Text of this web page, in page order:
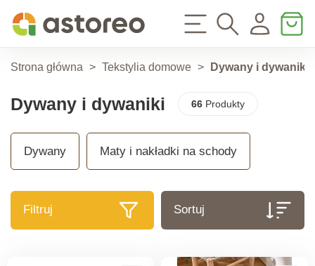
Strona główna > Tekstylia domowe > Dywany i dywaniki
Dywany i dywaniki 66Produkty
Dywany Maty i nakładki na schody
Filtruj Sortuj